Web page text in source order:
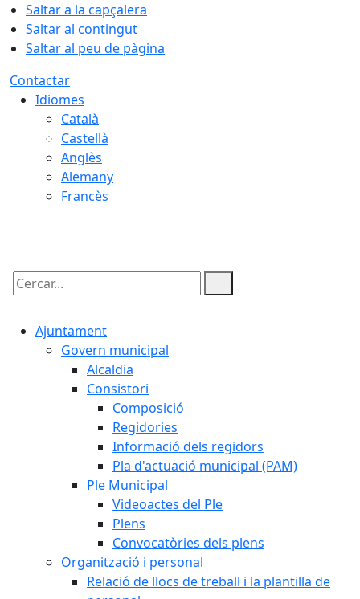
Saltar a la capçalera
Saltar al contingut
Saltar al peu de pàgina
Contactar
Idiomes
Català
Castellà
Anglès
Alemany
Francès
Cercar:
Ajuntament
Govern municipal
Alcaldia
Consistori
Composició
Regidories
Informació dels regidors
Pla d'actuació municipal (PAM)
Ple Municipal
Videoactes del Ple
Plens
Convocatòries dels plens
Organització i personal
Relació de llocs de treball i la plantilla de